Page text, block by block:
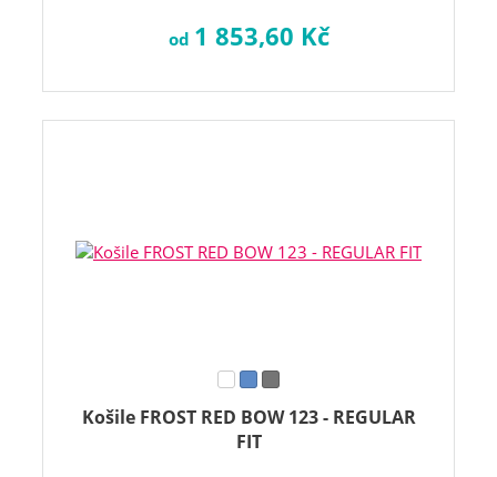
od 1 853,60 Kč
Košile FROST RED BOW 123 - REGULAR
FIT